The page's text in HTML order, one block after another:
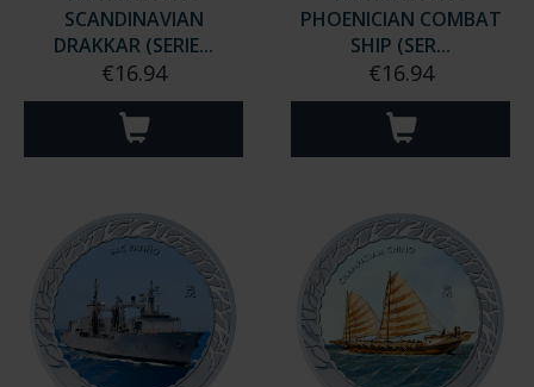
SCANDINAVIAN
DRAKKAR (SERIE...
€16.94
PHOENICIAN COMBAT
SHIP (SER...
€16.94